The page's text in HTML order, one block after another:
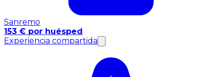
Sanremo
153 € por huésped
Experiencia compartida